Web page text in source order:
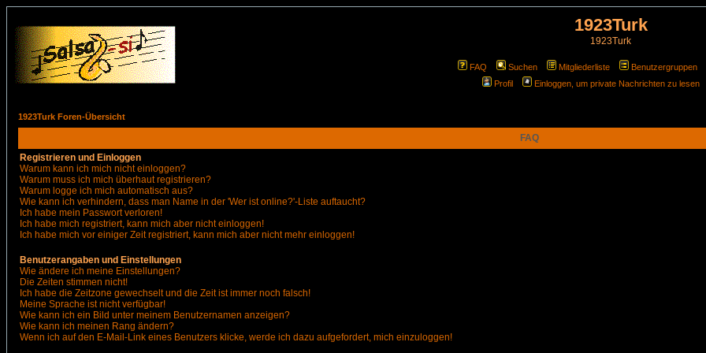
1923Turk
1923Turk
FAQ Suchen Mitgliederliste Benutzergruppen
Profil
Einloggen, um private Nachrichten zu lesen
1923Turk Foren-Übersicht
FAQ
Registrieren und Einloggen
Warum kann ich mich nicht einloggen?
Warum muss ich mich überhaut registrieren?
Warum logge ich mich automatisch aus?
Wie kann ich verhindern, dass man Name in der 'Wer ist online?'-Liste auftaucht?
Ich habe mein Passwort verloren!
Ich habe mich registriert, kann mich aber nicht einloggen!
Ich habe mich vor einiger Zeit registriert, kann mich aber nicht mehr einloggen!
Benutzerangaben und Einstellungen
Wie ändere ich meine Einstellungen?
Die Zeiten stimmen nicht!
Ich habe die Zeitzone gewechselt und die Zeit ist immer noch falsch!
Meine Sprache ist nicht verfügbar!
Wie kann ich ein Bild unter meinem Benutzernamen anzeigen?
Wie kann ich meinen Rang ändern?
Wenn ich auf den E-Mail-Link eines Benutzers klicke, werde ich dazu aufgefordert, mich einzuloggen!